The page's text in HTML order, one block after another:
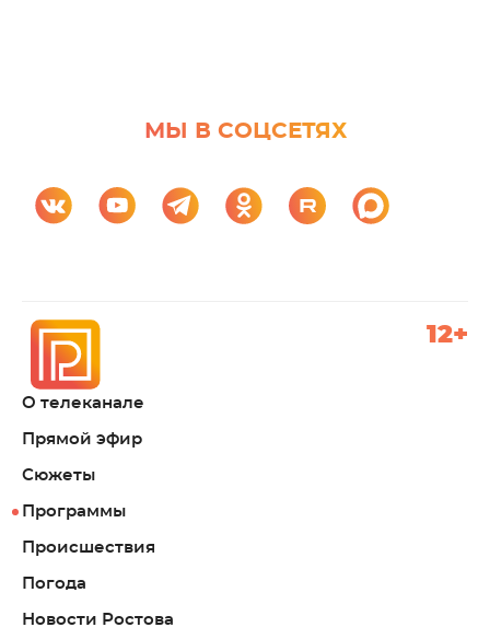
МЫ В СОЦСЕТЯХ
О телеканале
Прямой эфир
Сюжеты
Программы
Происшествия
Погода
Новости Ростова
12+